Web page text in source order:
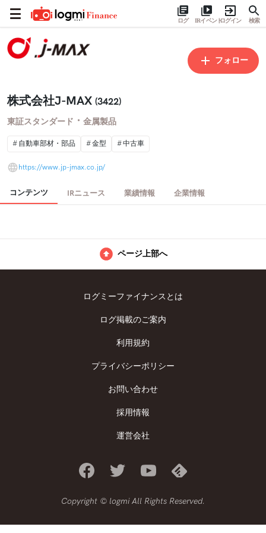
ログ IRイベントログイン 検索
フォロー
株式会社J-MAX (3422)
東証スタンダード ・ 金属製品
自動車部材・部品 金型 中古車
https://www.jp-jmax.co.jp/
コンテンツ IRニュース 業績情報 企業情報
ページ上部へ
ログミーファイナンスとは
ログ掲載のご案内
利用規約
プライバシーポリシー
お問い合わせ
採用情報
運営会社
Copyright © logmi All Rights Reserved.